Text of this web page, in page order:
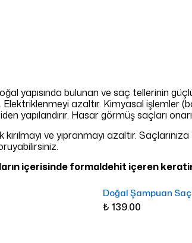
yapısında bulunan ve saç tellerinin
Elektriklenmeyi azaltır. Kimyasal işlemler
yapılandırır. Hasar görmüş saçları
ve yıpranmayı azaltır.
içerisinde formaldehit içeren
Doğal Şampuan
₺ 139.00